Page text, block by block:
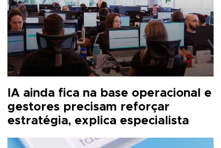
IA ainda fica na base operacional e
gestores precisam reforçar
estratégia, explica especialista